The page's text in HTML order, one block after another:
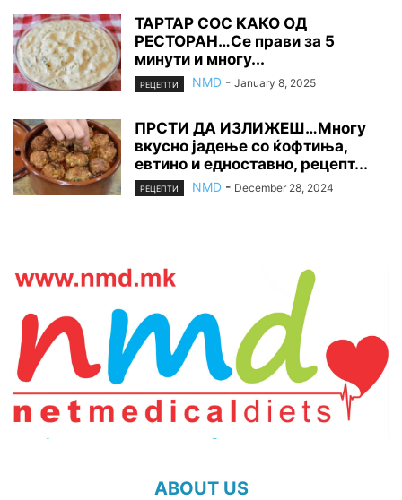
ТАРТАР СОС КАКО ОД
РЕСТОРАН…Се прави за 5
минути и многу...
РЕЦЕПТИ NMD - January 8, 2025
ПРСТИ ДА ИЗЛИЖЕШ…Многу
вкусно јадење со ќофтиња,
евтино и едноставно, рецепт...
РЕЦЕПТИ NMD - December 28, 2024
ABOUT US